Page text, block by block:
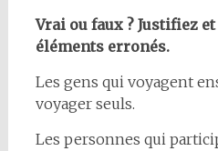
Vrai ou faux ? Justifiez
éléments erronés.
Les gens qui voyagent
voyager seuls.
Les personnes qui